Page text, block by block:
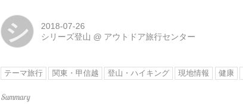
シ
2018-07-26
シリーズ登山 @ アウトドア旅行センター
テーマ旅行 関東・甲信越 登山・ハイキング 現地情報 健康